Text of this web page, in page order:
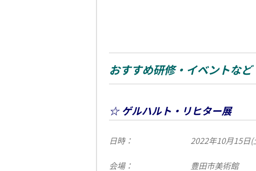
おすすめ研修・イベントなど
☆ ゲルハルト・リヒター展
日時： 2022年10月15日
会場： 豊田市美術館